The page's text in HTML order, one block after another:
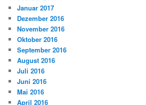
Januar 2017
Dezember 2016
November 2016
Oktober 2016
September 2016
August 2016
Juli 2016
Juni 2016
Mai 2016
April 2016